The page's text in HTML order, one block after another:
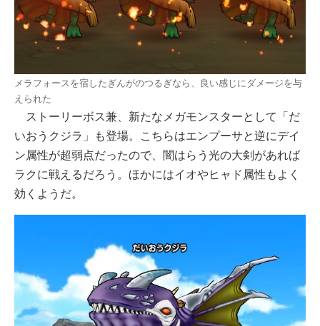
メラフォースを宿したぎんがのつるぎなら、良い感じにダメージを与
えられた
ストーリーボス兼、新たなメガモンスターとして「だ
いおうクジラ」も登場。こちらはエンプーサと逆にデイ
ン属性が超弱点だったので、闇はらう光の大剣があれば
ラクに戦えるだろう。ほかにはイオやヒャド属性もよく
効くようだ。